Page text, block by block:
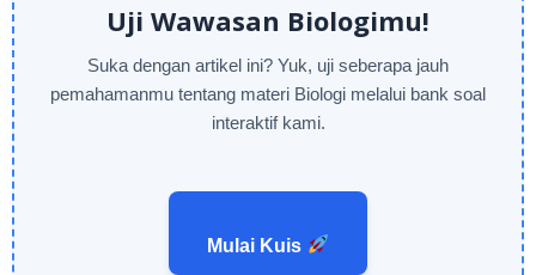
Uji Wawasan Biologimu!
Suka dengan artikel ini? Yuk, uji seberapa jauh
pemahamanmu tentang materi Biologi melalui bank soal
interaktif kami.
Mulai Kuis